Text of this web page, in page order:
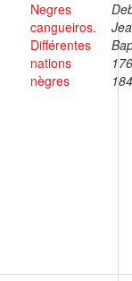
Negres
cangueiros.
Différentes
nations
nègres